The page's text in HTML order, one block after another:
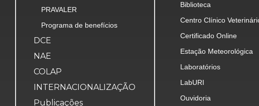
PRAVALER
Programa de benefícios
DCE
NAE
COLAP
INTERNACIONALIZAÇÃO
Publicações
Biblioteca
Centro Clínico
Certificado Online
Estação Meteorológica
Laboratórios
LabURI
Ouvidoria